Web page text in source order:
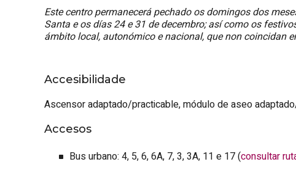
Este centro permanecerá pechado os domingos dos
Santa e os días 24 e 31 de decembro; así como os
ámbito local, autonómico e nacional, que non coincidan
Accesibilidade
Ascensor adaptado/practicable, módulo de aseo
Accesos
Bus urbano: 4, 5, 6, 6A, 7, 3, 3A, 11 e 17 (consultar